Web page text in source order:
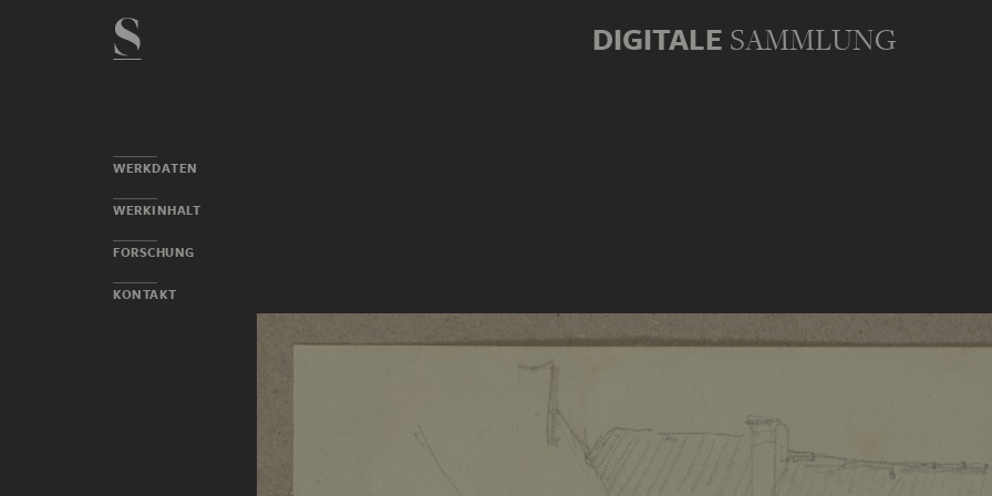
DIGITALE SAMMLUNG
WERKDATEN
WERKINHALT
FORSCHUNG
KONTAKT